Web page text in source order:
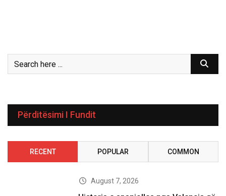
Përditësimi I Fundit
RECENT POPULAR COMMON
August 7, 2026